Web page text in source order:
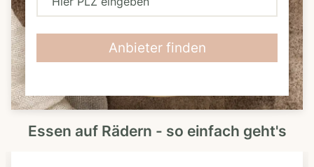
H
L
Z
Anbieter finden
Essen auf Rädern - so einfach geht's